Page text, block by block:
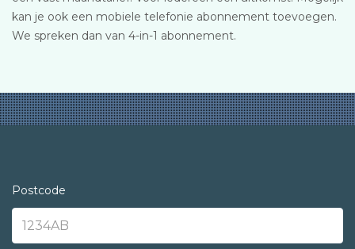
kan je ook een mobiele telefonie abonnement toevoegen.
We spreken dan van 4-in-1 abonnement.
Postcode